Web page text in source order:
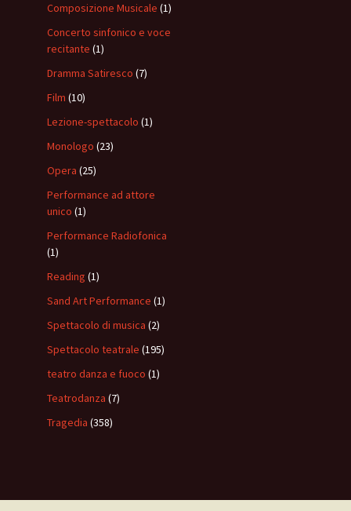
Composizione Musicale (1)
Concerto sinfonico e voce
recitante (1)
Dramma Satiresco (7)
Film (10)
Lezione-spettacolo (1)
Monologo (23)
Opera (25)
Performance ad attore
unico (1)
Performance Radiofonica
(1)
Reading (1)
Sand Art Performance (1)
Spettacolo di musica (2)
Spettacolo teatrale (195)
teatro danza e fuoco (1)
Teatrodanza (7)
Tragedia (358)